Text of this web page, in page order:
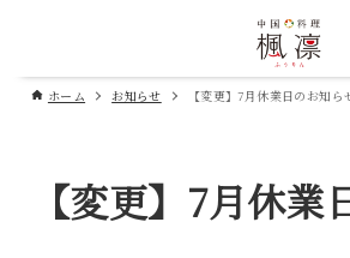
ホーム お知らせ 【変更】7月休業日のお知ら
【変更】7月休